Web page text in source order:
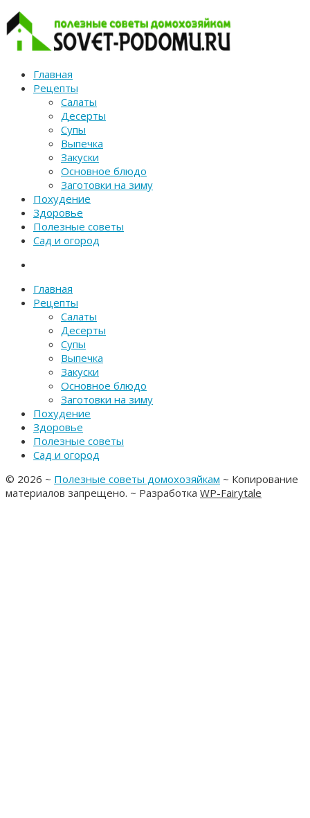
Главная
Рецепты
Салаты
Десерты
Супы
Выпечка
Закуски
Основное блюдо
Заготовки на зиму
Похудение
Здоровье
Полезные советы
Сад и огород
Главная
Рецепты
Салаты
Десерты
Супы
Выпечка
Закуски
Основное блюдо
Заготовки на зиму
Похудение
Здоровье
Полезные советы
Сад и огород
© 2026 ~ Полезные советы домохозяйкам ~ Копирование
материалов запрещено. ~ Разработка WP-Fairytale